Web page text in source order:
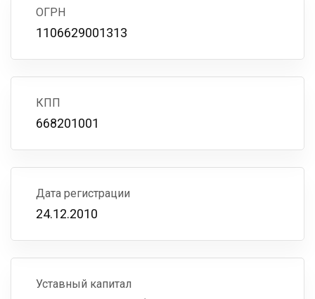
ОГРН
1106629001313
КПП
668201001
Дата регистрации
24.12.2010
Уставный капитал